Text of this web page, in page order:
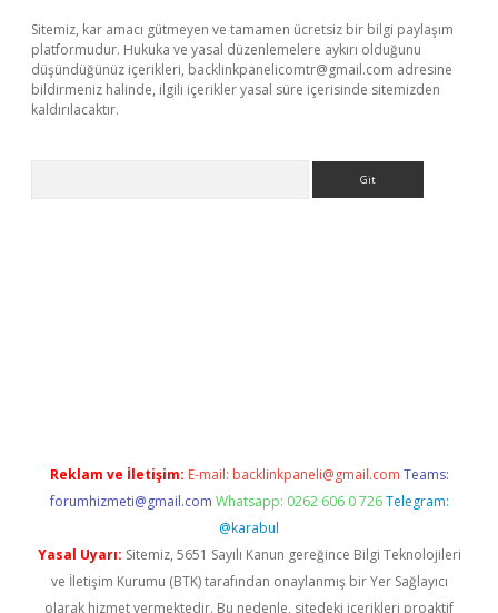
Sitemiz, kar amacı gütmeyen ve tamamen ücretsiz bir bilgi paylaşım
platformudur. Hukuka ve yasal düzenlemelere aykırı olduğunu
düşündüğünüz içerikleri, backlinkpanelicomtr@gmail.com adresine
bildirmeniz halinde, ilgili içerikler yasal süre içerisinde sitemizden
kaldırılacaktır.
Reklam ve İletişim: E-mail: backlinkpaneli@gmail.com Teams:
forumhizmeti@gmail.com Whatsapp: 0262 606 0 726 Telegram:
@karabul
Yasal Uyarı: Sitemiz, 5651 Sayılı Kanun gereğince Bilgi Teknolojileri
ve İletişim Kurumu (BTK) tarafından onaylanmış bir Yer Sağlayıcı
olarak hizmet vermektedir. Bu nedenle, sitedeki içerikleri proaktif